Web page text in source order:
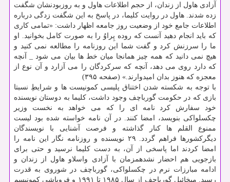
آزادی هاول از زندان، از حجم اطلاعات هاول و به روزبودنشان شگفت
زده شدند. هاول در روایت کلیما، در پاسخ به این شگفت زدگی درباره
اطلاعات جامع خود از وضعیت روز جامعه اظهار داشت: «تمامی کاری
که باید انجام دهید آنست که روده پِراوُ را به صورت کامل بخوانید. او
ما را سرزنش کرد و گفت شما این روزنامه را مطالعه نمی کنید و
هیچ نمی دانید که همه چیز همانجا میان خط ها بیان می شود _ آنچه
که دارد روی می دهد، آنچه که سرکردگان را می آزارد و آن نوع از
معجزه که هنوز بدان امیدوارند.» (صفحه ۳۹۵)
با توجه به شکسته شدن اختناق پلیسی کمونیست ها و شرایطِ نسبتا
بازی که در حکومت گورباچف وجود داشت، کلیما به دوستان نویسنده
خود سفارش کرد نامه ای را که می خواهد به نخست وزیر
چکسلواکی بنویسد، امضا کنند. در آن نامه خواسته شده بود لیست
ممنوع القلم ها کنار گذاشته و فرصت آشنایی با نویسندگان
دیگرکشورها فراهم گردد. ۲۹ نویسنده و روزنامه نگار این نامه را
امضا کردند اما پاسخی از آن، به دست کلیما نرسید و حتی برای
بازجویی هم احضار نشدهمزمان با آزادی واسلاو هاول از زندان و
ادامه مبارزات نرم در چکسلواکی، گورباچف در شوروی به قدرت
رسید. میخائیل گورباچف از سال ۱۹۸۵ تا ۱۹۹۱ و فروپاشی کمونیسم